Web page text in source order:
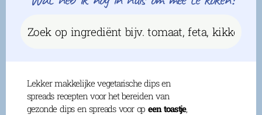
Lekker makkelijke vegetarische dips en
spreads recepten voor het bereiden van
gezonde dips en spreads voor op een toastje,